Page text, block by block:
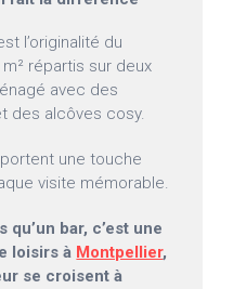
l’originalité du
répartis sur deux
avec des
des alcôves cosy.
une touche
visite mémorable.
qu’un bar, c’est une
loisirs à Montpellier,
se croisent à